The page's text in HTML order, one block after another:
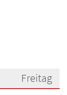
Freitag